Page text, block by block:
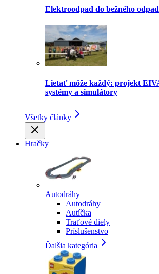
Elektroodpad do bežného
Lietať môže každý: projekt
systémy a simulátory
Všetky články
Hračky
Autodráhy
Autodráhy
Autíčka
Traťové diely
Príslušenstvo
Ďalšia kategória